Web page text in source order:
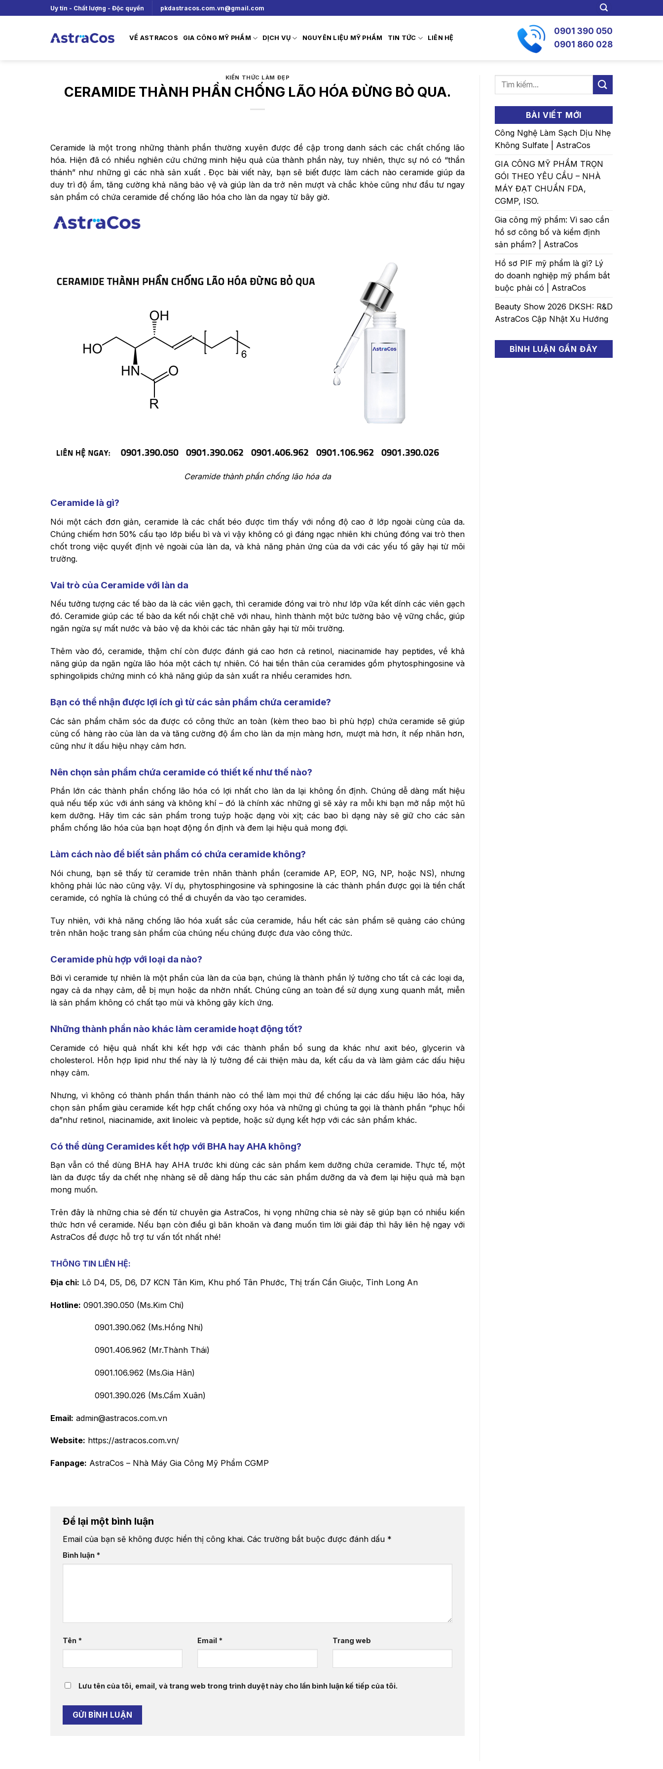
to
Uy tín - Chất lượng - Độc quyền pkdastracos.com.vn@gmail.com
VỀ ASTRACOS GIA CÔNG MỸ PHẨM DỊCH VỤ NGUYÊN LIỆU MỸ PHẨM TIN TỨC LIÊN HỆ
0901 390 050
0901 860 028
KIẾN THỨC LÀM ĐẸP
CERAMIDE THÀNH PHẦN CHỐNG LÃO HÓA ĐỪNG BỎ QUA.
Ceramide là một trong những thành phần thường xuyên được đề cập trong danh sách các chất chống lão
hóa. Hiện đã có nhiều nghiên cứu chứng minh hiệu quả của thành phần này, tuy nhiên, thực sự nó có “thần
thánh” như những gì các nhà sản xuất . Đọc bài viết này, bạn sẽ biết được làm cách nào ceramide giúp da
duy trì độ ẩm, tăng cường khả năng bảo vệ và giúp làn da trở nên mượt và chắc khỏe cũng như đầu tư ngay
sản phẩm có chứa ceramide để chống lão hóa cho làn da ngay từ bây giờ.
Ceramide thành phần chống lão hóa da
Ceramide là gì?
Nói một cách đơn giản, ceramide là các chất béo được tìm thấy với nồng độ cao ở lớp ngoài cùng của da.
Chúng chiếm hơn 50% cấu tạo lớp biểu bì và vì vậy không có gì đáng ngạc nhiên khi chúng đóng vai trò then
chốt trong việc quyết định vẻ ngoài của làn da, và khả năng phản ứng của da với các yếu tố gây hại từ môi
trường.
Vai trò của Ceramide với làn da
Nếu tưởng tượng các tế bào da là các viên gạch, thì ceramide đóng vai trò như lớp vữa kết dính các viên gạch
đó. Ceramide giúp các tế bào da kết nối chặt chẽ với nhau, hình thành một bức tường bảo vệ vững chắc, giúp
ngăn ngừa sự mất nước và bảo vệ da khỏi các tác nhân gây hại từ môi trường.
Thêm vào đó, ceramide, thậm chí còn được đánh giá cao hơn cả retinol, niacinamide hay peptides, về khả
năng giúp da ngăn ngừa lão hóa một cách tự nhiên. Có hai tiền thân của ceramides gồm phytosphingosine và
sphingolipids chứng minh có khả năng giúp da sản xuất ra nhiều ceramides hơn.
Bạn có thể nhận được lợi ích gì từ các sản phẩm chứa ceramide?
Các sản phẩm chăm sóc da được có công thức an toàn (kèm theo bao bì phù hợp) chứa ceramide sẽ giúp
củng cố hàng rào của làn da và tăng cường độ ẩm cho làn da mịn màng hơn, mượt mà hơn, ít nếp nhăn hơn,
cũng như ít dấu hiệu nhạy cảm hơn.
Nên chọn sản phẩm chứa ceramide có thiết kế như thế nào?
Phần lớn các thành phần chống lão hóa có lợi nhất cho làn da lại không ổn định. Chúng dễ dàng mất hiệu
quả nếu tiếp xúc với ánh sáng và không khí – đó là chính xác những gì sẽ xảy ra mỗi khi bạn mở nắp một hũ
kem dưỡng. Hãy tìm các sản phẩm trong tuýp hoặc dạng vòi xịt; các bao bì dạng này sẽ giữ cho các sản
phẩm chống lão hóa của bạn hoạt động ổn định và đem lại hiệu quả mong đợi.
Làm cách nào để biết sản phẩm có chứa ceramide không?
Nói chung, bạn sẽ thấy từ ceramide trên nhãn thành phần (ceramide AP, EOP, NG, NP, hoặc NS), nhưng
không phải lúc nào cũng vậy. Ví dụ, phytosphingosine và sphingosine là các thành phần được gọi là tiền chất
ceramide, có nghĩa là chúng có thể di chuyển da vào tạo ceramides.
Tuy nhiên, với khả năng chống lão hóa xuất sắc của ceramide, hầu hết các sản phẩm sẽ quảng cáo chúng
trên nhãn hoặc trang sản phẩm của chúng nếu chúng được đưa vào công thức.
Ceramide phù hợp với loại da nào?
Bởi vì ceramide tự nhiên là một phần của làn da của bạn, chúng là thành phần lý tưởng cho tất cả các loại da,
ngay cả da nhạy cảm, dễ bị mụn hoặc da nhờn nhất. Chúng cũng an toàn để sử dụng xung quanh mắt, miễn
là sản phẩm không có chất tạo mùi và không gây kích ứng.
Những thành phần nào khác làm ceramide hoạt động tốt?
Ceramide có hiệu quả nhất khi kết hợp với các thành phần bổ sung da khác như axit béo, glycerin và
cholesterol. Hỗn hợp lipid như thế này là lý tưởng để cải thiện màu da, kết cấu da và làm giảm các dấu hiệu
nhạy cảm.
Nhưng, vì không có thành phần thần thánh nào có thể làm mọi thứ để chống lại các dấu hiệu lão hóa, hãy
chọn sản phẩm giàu ceramide kết hợp chất chống oxy hóa và những gì chúng ta gọi là thành phần “phục hồi
da”như retinol, niacinamide, axit linoleic và peptide, hoặc sử dụng kết hợp với các sản phẩm khác.
Có thể dùng Ceramides kết hợp với BHA hay AHA không?
Bạn vẫn có thể dùng BHA hay AHA trước khi dùng các sản phẩm kem dưỡng chứa ceramide. Thực tế, một
làn da được tẩy da chết nhẹ nhàng sẽ dễ dàng hấp thu các sản phẩm dưỡng da và đem lại hiệu quả mà bạn
mong muốn.
Trên đây là những chia sẻ đến từ chuyên gia AstraCos, hi vọng những chia sẻ này sẽ giúp bạn có nhiều kiến
thức hơn về ceramide. Nếu bạn còn điều gì băn khoăn và đang muốn tìm lời giải đáp thì hãy liên hệ ngay với
AstraCos để được hỗ trợ tư vấn tốt nhất nhé!
THÔNG TIN LIÊN HỆ:
Địa chỉ: Lô D4, D5, D6, D7 KCN Tân Kim, Khu phố Tân Phước, Thị trấn Cần Giuộc, Tỉnh Long An
Hotline: 0901.390.050 (Ms.Kim Chi)
0901.390.062 (Ms.Hồng Nhi)
0901.406.962 (Mr.Thành Thái)
0901.106.962 (Ms.Gia Hân)
0901.390.026 (Ms.Cẩm Xuân)
Email: admin@astracos.com.vn
Website: https://astracos.com.vn/
Fanpage: AstraCos – Nhà Máy Gia Công Mỹ Phẩm CGMP
Để lại một bình luận
Email của bạn sẽ không được hiển thị công khai. Các trường bắt buộc được đánh dấu *
Bình luận *
Tên * Email * Trang web
Lưu tên của tôi, email, và trang web trong trình duyệt này cho lần bình luận kế tiếp của tôi.
BÀI VIẾT MỚI
Công Nghệ Làm Sạch Dịu Nhẹ
Không Sulfate | AstraCos
GIA CÔNG MỸ PHẨM TRỌN
GÓI THEO YÊU CẦU – NHÀ
MÁY ĐẠT CHUẨN FDA,
CGMP, ISO.
Gia công mỹ phẩm: Vì sao cần
hồ sơ công bố và kiểm định
sản phẩm? | AstraCos
Hồ sơ PIF mỹ phẩm là gì? Lý
do doanh nghiệp mỹ phẩm bắt
buộc phải có | AstraCos
Beauty Show 2026 DKSH: R&D
AstraCos Cập Nhật Xu Hướng
BÌNH LUẬN GẦN ĐÂY